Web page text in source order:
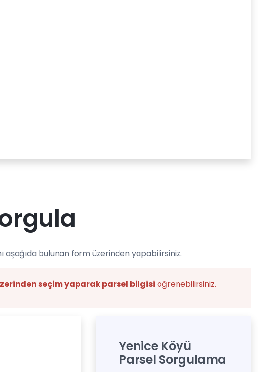
aşağıda bulunan form üzerinden yapabilirsiniz.
seçim yaparak parsel bilgisi öğrenebilirsiniz.
Yenice Köyü
Parsel Sorgulama